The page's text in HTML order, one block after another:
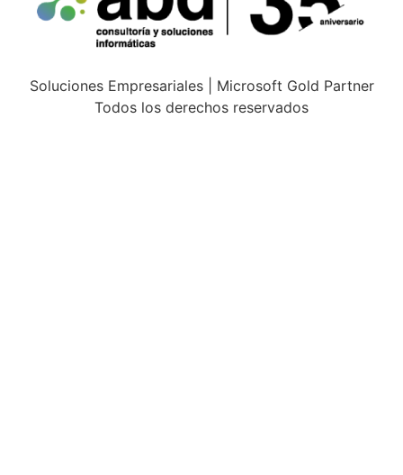
Soluciones Empresariales | Microsoft Gold Partner
Todos los derechos reservados